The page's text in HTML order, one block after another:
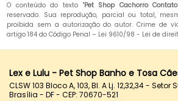
O conteúdo do texto "Pet Shop Cachorro
reservado. Sua reprodução, parcial ou total,
proibida sem a autorização do autor. Crime de
artigo 184 do Código Penal – Lei 9610/98 - Lei de
Lex e Lulu - Pet Shop Banho e Tosa
CLSW 103 Bloco A, 103, Bl. A Lj. 12,32,34 - Setor
Brasília - DF - CEP: 70670-521